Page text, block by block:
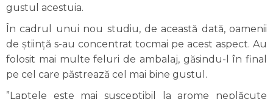
gustul acestuia.
În cadrul unui nou studiu, de această dată, oamenii
de știință s-au concentrat tocmai pe acest aspect. Au
folosit mai multe feluri de ambalaj, găsindu-l în final
pe cel care păstrează cel mai bine gustul.
”Laptele este mai susceptibil la arome neplăcute